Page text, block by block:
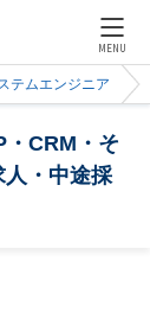
MENU
テムエンジニア
CRM・そ
・中途採